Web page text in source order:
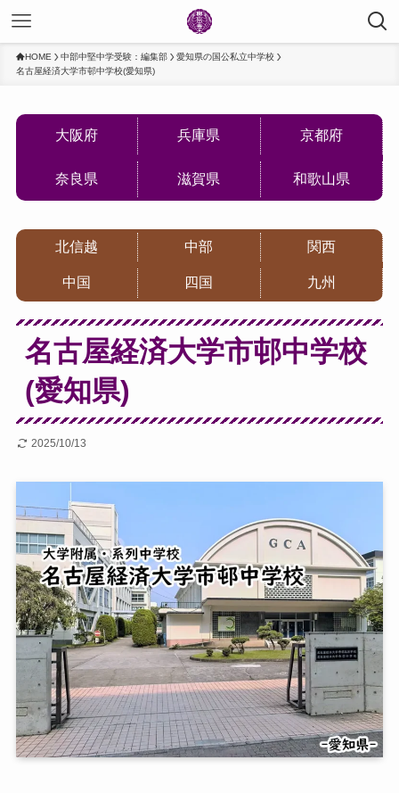
HOME 中部中堅中学受験：編集部
愛知県の国公私立中学校
名古屋経済大学市邨中学校(愛知県)
大阪府 兵庫県 京都府
奈良県 滋賀県 和歌山県
北信越 中部 関西
中国 四国 九州
名古屋経済大学市邨中学校
(愛知県)
2025/10/13